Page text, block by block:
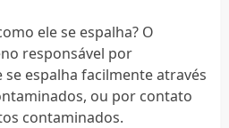
ele se espalha? O
responsável por
espalha facilmente através
ou por contato
contaminados.